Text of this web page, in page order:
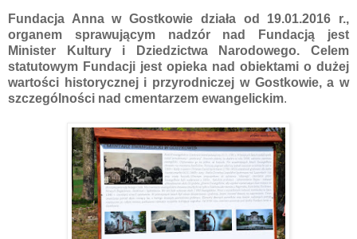
Fundacja Anna w Gostkowie działa od 19.01.2016 r.,
organem sprawującym nadzór nad Fundacją jest
Minister Kultury i Dziedzictwa Narodowego. Celem
statutowym Fundacji jest opieka nad obiektami o dużej
wartości historycznej i przyrodniczej w Gostkowie, a w
szczególności nad cmentarzem ewangelickim.